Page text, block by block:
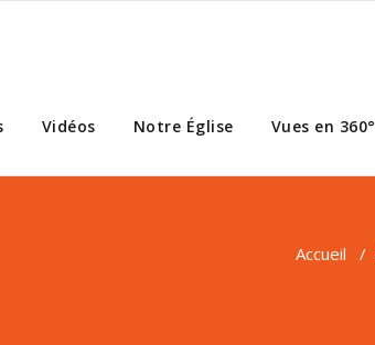
Vidéos Notre Église Vues en 360°
Accueil /